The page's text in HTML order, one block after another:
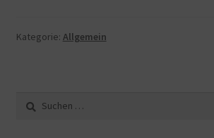
Kategorie: Allgemein
Suche
nach: